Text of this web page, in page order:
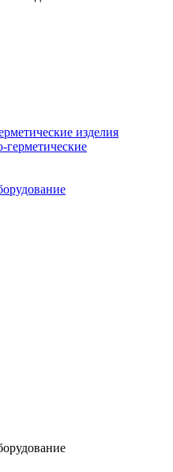
изделия
герметические